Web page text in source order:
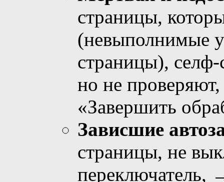
страницы,
(невыполнимые
страницы),
но не
«Завершить
Зависшие
страницы, не
переключатель,